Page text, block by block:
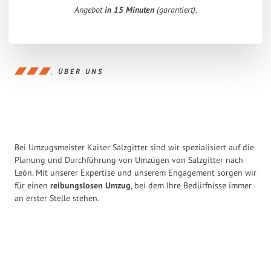
Angebotin 15 Minuten(garantiert).
ÜBER UNS
Bei Umzugsmeister Kaiser Salzgitter sind wir spezialisiert auf die
Planung und Durchführung von Umzügen von Salzgitter nach
León. Mit unserer Expertise und unserem Engagement sorgen wir
für einen reibungslosen Umzug, bei dem Ihre Bedürfnisse immer
an erster Stelle stehen.